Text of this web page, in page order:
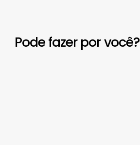
Pode fazer por você?